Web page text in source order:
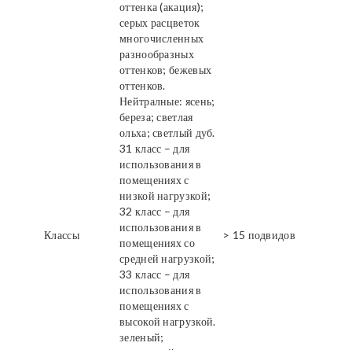
оттенка (акация);
серых расцветок
многочисленных
разнообразных
оттенков; бежевых
оттенков.
Нейтралные: ясень;
береза; светлая
ольха; светлый дуб.
Классы
31 класс – для
использования в
помещениях с
низкой нагрузкой;
32 класс – для
использования в
помещениях со
средней нагрузкой;
33 класс – для
использования в
помещениях с
высокой нагрузкой.
> 15 подвидов
зеленый;